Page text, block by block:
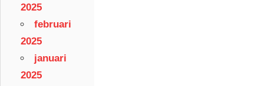
2025
februari
2025
januari
2025